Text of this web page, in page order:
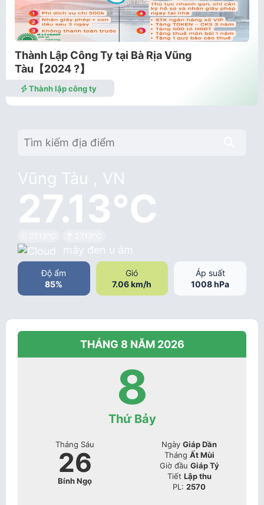
Thành Lập Công Ty tại Bà Rịa Vũng
Tàu【2024 ?️】
Thành lập công ty
Vũng Tàu , VN
27.13°C
mây đen u ám
Độ ẩm
85%
Gió
7.06 km/h
Áp suất
1008 hPa
THÁNG 8 NĂM 2026
8
Thứ Bảy
Tháng Sáu
26
Bính Ngọ
Ngày Giáp Dần
Tháng Ất Mùi
Giờ đầu Giáp Tý
Tiết Lập thu
PL: 2570